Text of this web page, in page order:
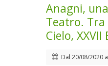
Anagni,
Teatro. Tra
Cielo, XXVII
Dal 20/08/2020